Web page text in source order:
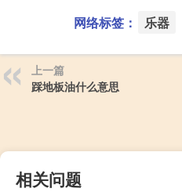
网络标签： 乐器
上一篇
踩地板油什么意思
相关问题